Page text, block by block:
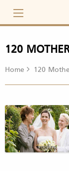
content
120
Home 120